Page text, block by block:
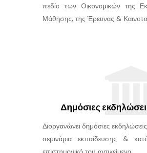
πεδίο των Οικονομικών της
Μάθησης, της Έρευνας &
Δημόσιες
Διοργανώνει δημόσιες εκδηλώσεις
σεμινάρια εκπαίδευσης &